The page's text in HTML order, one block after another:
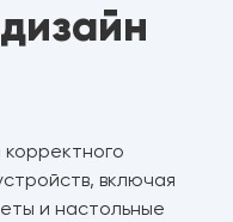
включая
и настольные